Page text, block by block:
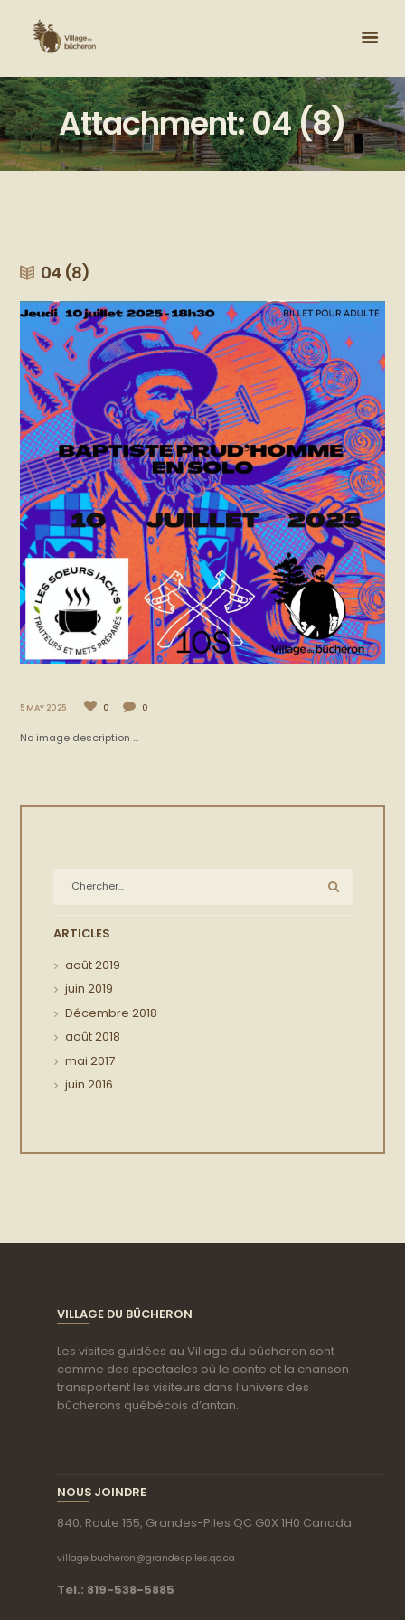
Attachment: 04 (8)
04 (8)
5 MAY 2025 0 0
No image description ...
ARTICLES
août2019
juin 2019
Décembre 2018
août2018
mai 2017
juin 2016
VILLAGE DU BÛCHERON
Les visites guidées au Village du bûcheron sont
comme des spectacles où le conte et la chanson
transportent les visiteurs dans l’univers des
bûcherons québécois d’antan.
NOUS JOINDRE
840, Route 155, Grandes-Piles QC G0X 1H0 Canada
village.bucheron@grandespiles.qc.ca
Tel.: 819-538-5885